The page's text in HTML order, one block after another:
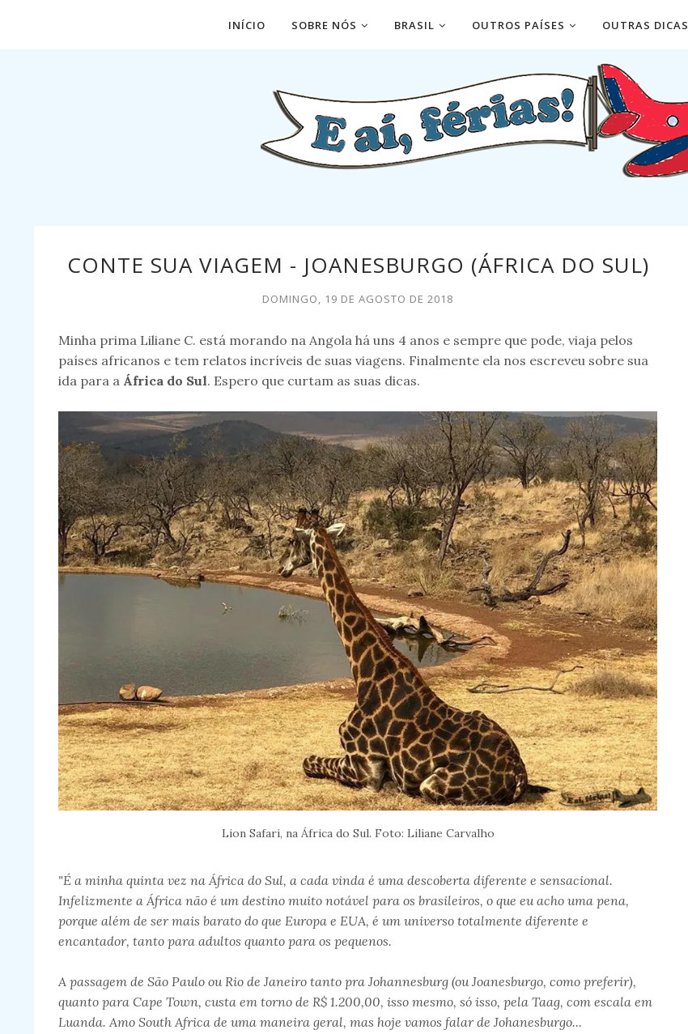
INÍCIO SOBRE NÓS BRASIL OUTROS PAÍSES OUTRAS DICAS
CONTE SUA VIAGEM - JOANESBURGO (ÁFRICA DO SUL)
DOMINGO, 19 DE AGOSTO DE 2018
Minha prima Liliane C. está morando na Angola há uns 4 anos e sempre que pode, viaja pelos
países africanos e tem relatos incríveis de suas viagens. Finalmente ela nos escreveu sobre sua
ida para a África do Sul. Espero que curtam as suas dicas.
Lion Safari, na África do Sul. Foto: Liliane Carvalho
"É a minha quinta vez na África do Sul, a cada vinda é uma descoberta diferente e sensacional.
Infelizmente a África não é um destino muito notável para os brasileiros, o que eu acho uma pena,
porque além de ser mais barato do que Europa e EUA, é um universo totalmente diferente e
encantador, tanto para adultos quanto para os pequenos.
A passagem de São Paulo ou Rio de Janeiro tanto pra Johannesburg (ou Joanesburgo, como preferir),
quanto para Cape Town, custa em torno de R$ 1.200,00, isso mesmo, só isso, pela Taag, com escala em
Luanda. Amo South Africa de uma maneira geral, mas hoje vamos falar de Johanesburgo...